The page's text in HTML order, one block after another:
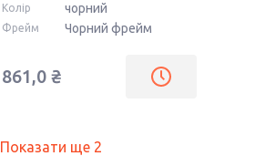
Колір чорний
Фрейм Чорний фрейм
861,0 ₴
Показати ще 2